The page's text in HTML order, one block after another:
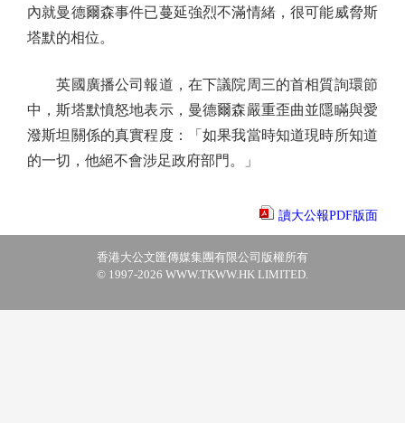
內就曼德爾森事件已蔓延強烈不滿情緒，很可能威脅斯
塔默的相位。
英國廣播公司報道，在下議院周三的首相質詢環節
中，斯塔默憤怒地表示，曼德爾森嚴重歪曲並隱瞞與愛
潑斯坦關係的真實程度：「如果我當時知道現時所知道
的一切，他絕不會涉足政府部門。」
讀大公報PDF版面
香港大公文匯傳媒集團有限公司版權所有
© 1997-2026 WWW.TKWW.HK LIMITED.